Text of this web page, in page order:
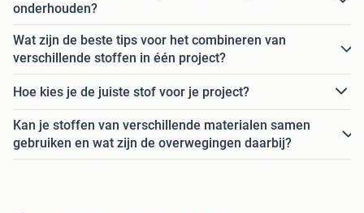
onderhouden?
Wat zijn de beste tips voor het combineren van
verschillende stoffen in één project?
Hoe kies je de juiste stof voor je project?
Kan je stoffen van verschillende materialen samen
gebruiken en wat zijn de overwegingen daarbij?